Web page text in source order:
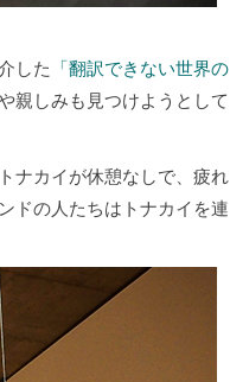
した 「翻訳できない世界の
親しみも見つけようとして
ナカイが休憩なしで、疲れ
ドの人たちはトナカイを連